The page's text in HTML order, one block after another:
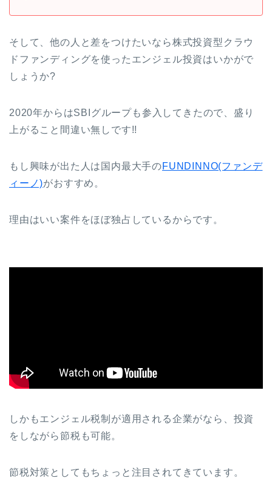
そして、他の人と差をつけたいなら株式投資型クラウ
ドファンディングを使ったエンジェル投資はいかがで
しょうか?
2020年からはSBIグループも参入してきたので、盛り
上がること間違い無しです!!
もし興味が出た人は国内最大手のFUNDINNO(ファンデ
ィーノ)がおすすめ。
理由はいい案件をほぼ独占しているからです。
しかもエンジェル税制が適用される企業がなら、投資
をしながら節税も可能。
節税対策としてもちょっと注目されてきています。